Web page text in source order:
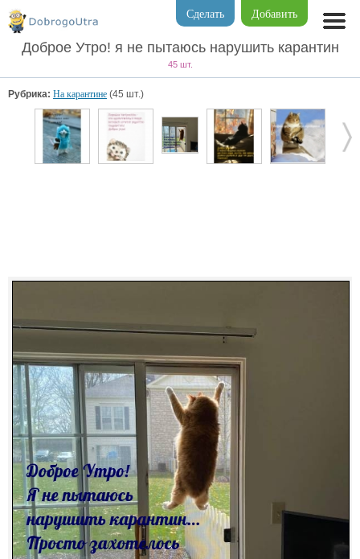
Добавить
Сделать
Доброе Утро! я не пытаюсь нарушить карантин
45 шт.
Рубрика: На карантине (45 шт.)